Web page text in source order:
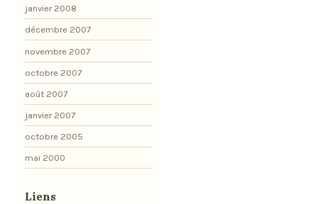
janvier 2008
décembre 2007
novembre 2007
octobre 2007
août 2007
janvier 2007
octobre 2005
mai 2000
Liens